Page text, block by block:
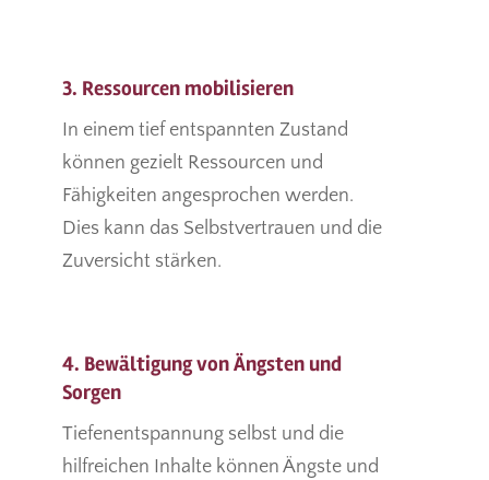
3. Ressourcen mobilisieren
In einem tief entspannten Zustand
können gezielt Ressourcen und
Fähigkeiten angesprochen werden.
Dies kann das Selbstvertrauen und die
Zuversicht stärken.
4. Bewältigung von Ängsten und
Sorgen
Tiefenentspannung selbst und die
hilfreichen Inhalte können Ängste und